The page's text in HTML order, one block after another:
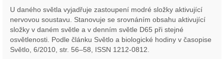
U daného světla vyjadřuje zastoupení modré složky aktivující
nervovou soustavu. Stanovuje se srovnáním obsahu aktivující
složky v daném světle a v denním světle D65 při stejné
osvětlenosti. Podle článku Světlo a biologické hodiny v časopise
Světlo, 6/2010, str. 56–58, ISSN 1212-0812.